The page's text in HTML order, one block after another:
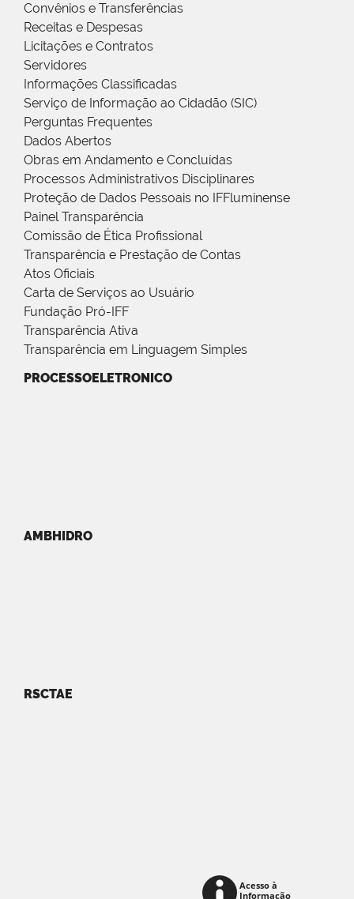
Convênios e Transferências
Receitas e Despesas
Licitações e Contratos
Servidores
Informações Classificadas
Serviço de Informação ao Cidadão (SIC)
Perguntas Frequentes
Dados Abertos
Obras em Andamento e Concluídas
Processos Administrativos Disciplinares
Proteção de Dados Pessoais no IFFluminense
Painel Transparência
Comissão de Ética Profissional
Transparência e Prestação de Contas
Atos Oficiais
Carta de Serviços ao Usuário
Fundação Pró-IFF
Transparência Ativa
Transparência em Linguagem Simples
PROCESSOELETRONICO
AMBHIDRO
RSCTAE